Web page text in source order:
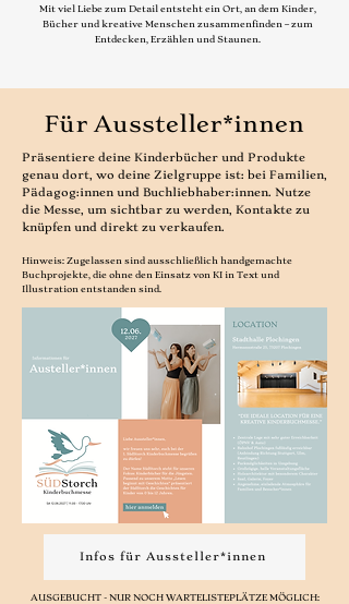
Mit viel Liebe zum Detail entsteht ein Ort, an dem Kinder,
Bücher und kreative Menschen zusammenfinden – zum
Entdecken, Erzählen und Staunen.
Für Aussteller*innen
Präsentiere deine Kinderbücher und Produkte
genau dort, wo deine Zielgruppe ist: bei Familien,
Pädagog:innen und Buchliebhaber:innen. Nutze
die Messe, um sichtbar zu werden, Kontakte zu
knüpfen und direkt zu verkaufen.
Hinweis: Zugelassen sind ausschließlich handgemachte
Buchprojekte, die ohne den Einsatz von KI in Text und
Illustration entstanden sind.
Infos für Aussteller*innen
AUSGEBUCHT - NUR NOCH WARTELISTEPLÄTZE MÖGLICH: